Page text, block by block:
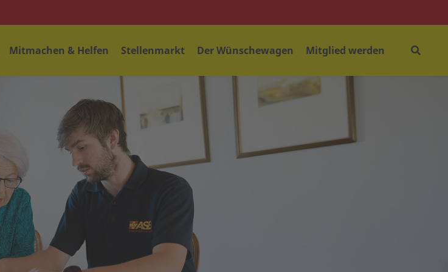
Mitmachen & Helfen Stellenmarkt Der Wünschewagen Mitglied werden